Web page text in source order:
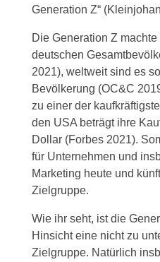
Generation Z“
Die Generation Z
deutschen
2021), weltweit sind es
Bevölkerung (OC&C
zu einer der
den USA beträgt ihre
Dollar (Forbes 2021).
für Unternehmen und
Marketing heute und
Zielgruppe.
Wie ihr seht, ist die
Hinsicht eine nicht zu
Zielgruppe. Natürlich